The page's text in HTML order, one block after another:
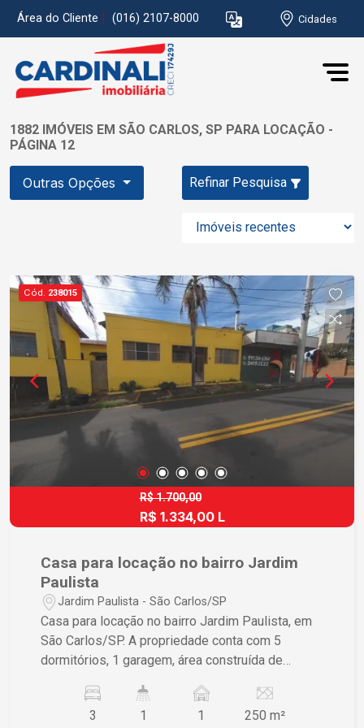
Área do Cliente (016) 2107-8000 Cidades
1882 IMÓVEIS EM SÃO CARLOS, SP PARA LOCAÇÃO -
PÁGINA 12
Outras Opções Refinar Pesquisa
Cód. 238015
R$ 1.700,00
R$ 1.334,00 L
Casa para locação no bairro Jardim
Paulista
Jardim Paulista - São Carlos/SP
Casa para locação no bairro Jardim Paulista, em
São Carlos/SP. A propriedade conta com 5
dormitórios, 1 garagem, área construída de
em busca de um espaço amplo e bem localizado,
essa pode ser uma excelente opção. Para mais
3 1 1 250 m²